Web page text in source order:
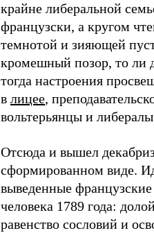
крайне либеральной
французски, а кругом
темнотой и зияющей
кромешный позор, то ли
тогда настроения
в лицее,
вольтерьянцы и
Отсюда и вышел
сформированном виде.
выведенные
человека 1789 года:
равенство сословий и